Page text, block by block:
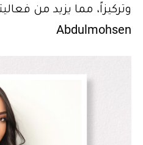
Abdulmohsen